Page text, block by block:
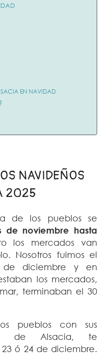
EN NAVIDAD
NAVIDEÑOS
2025
de los pueblos se
de noviembre hasta
los mercados van
Nosotros fuimos el
diciembre y en
los mercados,
terminaban el 30
pueblos con sus
de Alsacia, te
ó 24 de diciembre.